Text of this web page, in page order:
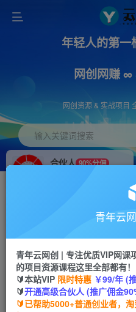
年轻人的第一
网创网赚 ∞
网创资源 & 实战项目
输入关键词搜索
合伙人 90%分佣
搭建同款网站，自己当老板
首页 创业课程 会员专属 正文
（7232期）外面收费
包项目 每天每个支付宝
青年云
青年云网创 | 专注优质VIP网课
的项目资源课程这里全部都有！
🔰本站VIP 限时特惠 ￥99/年 (
🔰开通高级合伙人 (推广佣金
🔰已帮助5000+普通创业者，